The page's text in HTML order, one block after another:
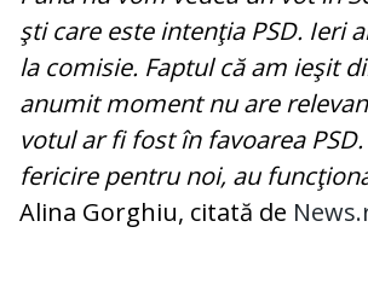
şti care este intenţia PSD. Ieri
la comisie. Faptul că am ieşit
anumit moment nu are
votul ar fi fost în favoarea
fericire pentru noi, au
Alina Gorghiu, citată de